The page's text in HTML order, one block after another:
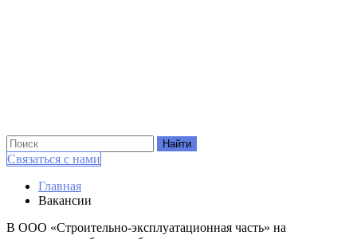
Связаться с нами
Главная
Вакансии
В ООО «Строительно-эксплуатационная часть» на